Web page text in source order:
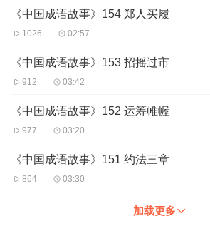
《中国成语故事》154 郑人买履
1026 02:57
《中国成语故事》153 招摇过市
912 03:42
《中国成语故事》152 运筹帷幄
977 03:20
《中国成语故事》151 约法三章
864 03:30
加载更多